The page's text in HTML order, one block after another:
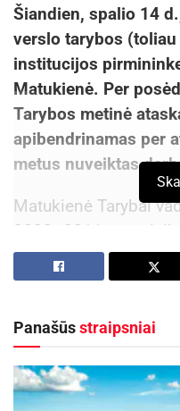
Šiandien, spalio 14
verslo tarybos
institucijos
Matukienė. Per
Tarybos metinė
apibendrinamas per
metus nuveiktas
Matukienė Tarybai
2008–2011 metų
narė. Šiuo metu D.
esančio Pietų
Matukienė aktyviai
veikloje. Ji yra
asociacijos (AKVA)
Panašūsstraipsniai